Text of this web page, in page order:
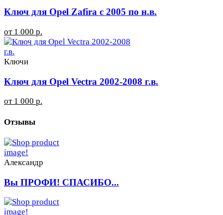
Ключ для Opel Zafira с 2005 по н.в.
от 1 000 р.
Ключи
Ключ для Opel Vectra 2002-2008 г.в.
от 1 000 р.
Отзывы
Александр
Вы ПРОФИ! СПАСИБО...